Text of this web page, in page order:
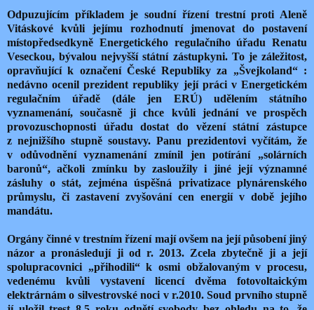
Odpuzujícím příkladem je soudní řízení trestní proti Aleně
Vitáskové kvůli jejímu rozhodnutí jmenovat do postavení
místopředsedkyně Energetického regulačního úřadu Renatu
Veseckou, bývalou nejvyšší státní zástupkyni. To je záležitost,
opravňující k označení České Republiky za „Švejkoland“ :
nedávno ocenil prezident republiky její práci v Energetickém
regulačním úřadě (dále jen ERÚ) udělením státního
vyznamenání, současně ji chce kvůli jednání ve prospěch
provozuschopnosti úřadu dostat do vězení státní zástupce
z nejnižšího stupně soustavy. Panu prezidentovi vyčítám, že
v odůvodnění vyznamenání zmínil jen potírání „solárních
baronů“, ačkoli zmínku by zasloužily i jiné její významné
zásluhy o stát, zejména úspěšná privatizace plynárenského
průmyslu, či zastavení zvyšování cen energií v době jejího
mandátu.
Orgány činné v trestním řízení mají ovšem na její působení jiný
názor a pronásledují ji od r. 2013. Zcela zbytečně ji a její
spolupracovnici „přihodili“ k osmi obžalovaným v procesu,
vedenému kvůli vystavení licencí dvěma fotovoltaickým
elektrárnám o silvestrovské noci v r.2010. Soud prvního stupně